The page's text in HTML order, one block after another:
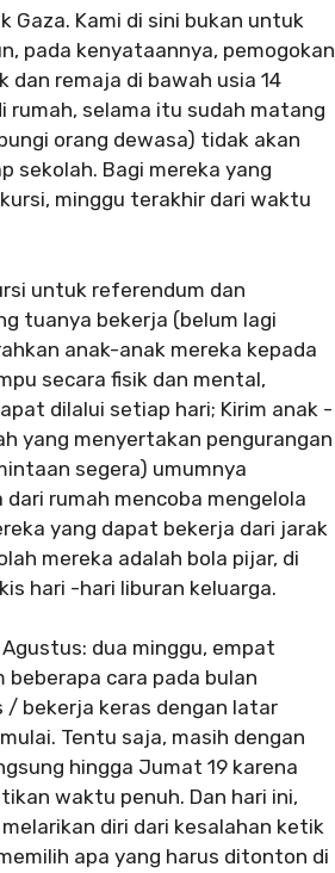
Gaza. Kami di sini bukan untuk
pada kenyataannya, pemogokan
dan remaja di bawah usia 14
rumah, selama itu sudah matang
orang dewasa) tidak akan
sekolah. Bagi mereka yang
minggu terakhir dari waktu
untuk referendum dan
tuanya bekerja (belum lagi
anak-anak mereka kepada
secara fisik dan mental,
dilalui setiap hari; Kirim anak -
yang menyertakan pengurangan
segera) umumnya
rumah mencoba mengelola
yang dapat bekerja dari jarak
mereka adalah bola pijar, di
hari -hari liburan keluarga.
dua minggu, empat
cara pada bulan
/ bekerja keras dengan latar
Tentu saja, masih dengan
hingga Jumat 19 karena
waktu penuh. Dan hari ini,
diri dari kesalahan ketik
apa yang harus ditonton di